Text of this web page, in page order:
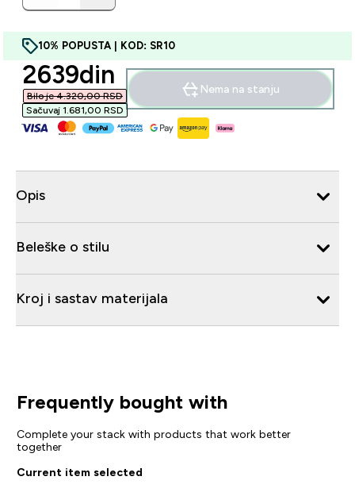
10% POPUSTA | KOD: SR10
discounted price
2639din‎
Bilo je 4.320,00 RSD‎
Sačuvaj 1.681,00 RSD‎
Nema na stanju
Opis
Beleške o stilu
Kroj i sastav materijala
Frequently bought with
Complete your stack with products that work better
together
Current item selected